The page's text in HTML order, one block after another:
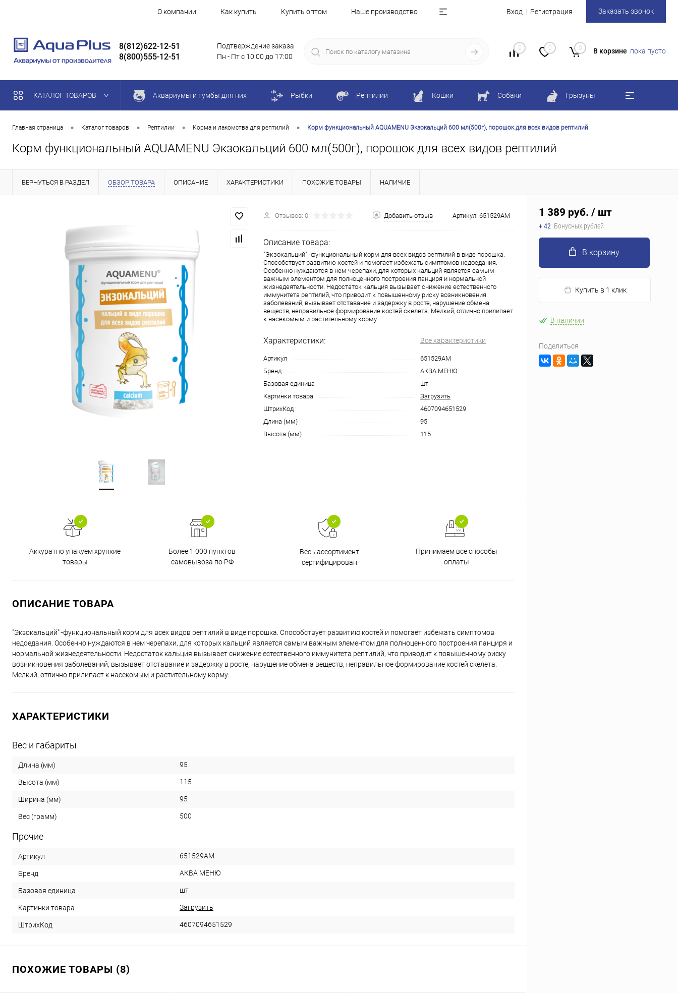
О компании Как купить Купить оптом Наше производство Вход Регистрация Заказать звонок
8(812)622-12-51
8(800)555-12-51
Подтверждение заказа
Пн - Пт с 10:00 до 17:00
0 0 0 В корзине пока пусто
КАТАЛОГ ТОВАРОВ Аквариумы и тумбы для них Рыбки Рептилии Кошки Собаки Грызуны
Главная страница • Каталог товаров • Рептилии • Корма и лакомства для рептилий • Корм функциональный AQUAMENU Экзокальций 600 мл(500г), порошок для всех видов рептилий
Корм функциональный AQUAMENU Экзокальций 600 мл(500г), порошок для всех видов рептилий
ВЕРНУТЬСЯ В РАЗДЕЛ ОБЗОР ТОВАРА ОПИСАНИЕ ХАРАКТЕРИСТИКИ ПОХОЖИЕ ТОВАРЫ НАЛИЧИЕ
Отзывов: 0 Добавить отзыв Артикул: 651529АМ
Описание товара:
"Экзокальций" -функциональный корм для всех видов рептилий в виде порошка.
Способствует развитию костей и помогает избежать симптомов недоедания.
Особенно нуждаются в нем черепахи, для которых кальций является самым
важным элементом для полноценного построения панциря и нормальной
жизнедеятельности. Недостаток кальция вызывает снижение естественного
иммунитета рептилий, что приводит к повышенному риску возникновения
заболеваний, вызывает отставание и задержку в росте, нарушение обмена
веществ, неправильное формирование костей скелета. Мелкий, отлично прилипает
к насекомым и растительному корму.
Характеристики: Все характеристики
Артикул
651529АМ
Бренд
АКВА МЕНЮ
Базовая единица
шт
Картинки товара
Загрузить
ШтрихКод
4607094651529
Длина (мм)
95
Высота (мм)
115
Аккуратно упакуем хрупкие
товары
Более 1 000 пунктов
самовывоза по РФ
Весь ассортимент
сертифицирован
Принимаем все способы
оплаты
ОПИСАНИЕ ТОВАРА
"Экзокальций" -функциональный корм для всех видов рептилий в виде порошка. Способствует развитию костей и помогает избежать симптомов
недоедания. Особенно нуждаются в нем черепахи, для которых кальций является самым важным элементом для полноценного построения панциря и
нормальной жизнедеятельности. Недостаток кальция вызывает снижение естественного иммунитета рептилий, что приводит к повышенному риску
возникновения заболеваний, вызывает отставание и задержку в росте, нарушение обмена веществ, неправильное формирование костей скелета.
Мелкий, отлично прилипает к насекомым и растительному корму.
ХАРАКТЕРИСТИКИ
Вес и габариты
Длина (мм) 95
Высота (мм) 115
Ширина (мм) 95
Вес (грамм) 500
Прочие
Артикул 651529АМ
Бренд АКВА МЕНЮ
Базовая единица шт
Картинки товара Загрузить
ШтрихКод 4607094651529
ПОХОЖИЕ ТОВАРЫ (8)
1 389 руб. / шт
+ 42 Бонусных рублей
В корзину
Купить в 1 клик
В наличии
Поделиться